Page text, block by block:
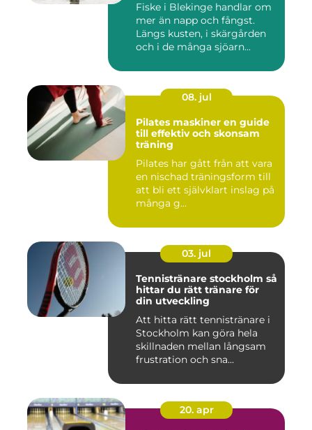
Fiske i Blekinge handlar om
mer än napp och fångst.
Längs kusten, i skärgården
och i de många sjöarn...
08. jul
Pilates maskiner en guide
till effektiv och skonsam
träning
Pilates har gått från att vara
en nischad träningsform till
att bli ett självklart inslag på
många g...
03. jul
Tennistränare stockholm så
hittar du rätt tränare för
din utveckling
Att hitta rätt tennistränare i
Stockholm kan göra hela
skillnaden mellan långsam
frustration och sna...
20. apr